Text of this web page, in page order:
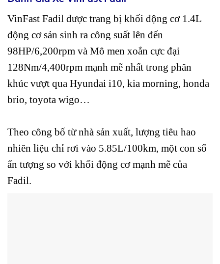
VinFast Fadil được trang bị khối động cơ 1.4L
động cơ sản sinh ra công suất lên đến
98HP/6,200rpm và Mô men xoắn cực đại
128Nm/4,400rpm mạnh mẽ nhất trong phân
khúc vượt qua Hyundai i10, kia morning, honda
brio, toyota wigo…
Theo công bố từ nhà sản xuất, lượng tiêu hao
nhiên liệu chỉ rơi vào 5.85L/100km, một con số
ấn tượng so với khối động cơ mạnh mẽ của
Fadil.